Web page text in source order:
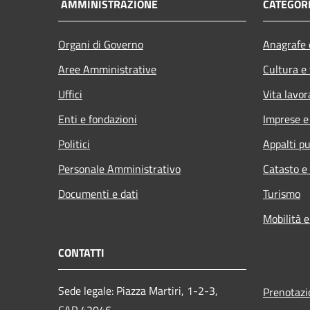
AMMINISTRAZIONE
Organi di Governo
Aree Amministrative
Uffici
Enti e fondazioni
Politici
Personale Amministrativo
Documenti e dati
Cultura
Vita
Imprese
Appalti
Catasto
Turismo
Mobilità
CONTATTI
Sede legale: Piazza Martiri, 1-2-3,